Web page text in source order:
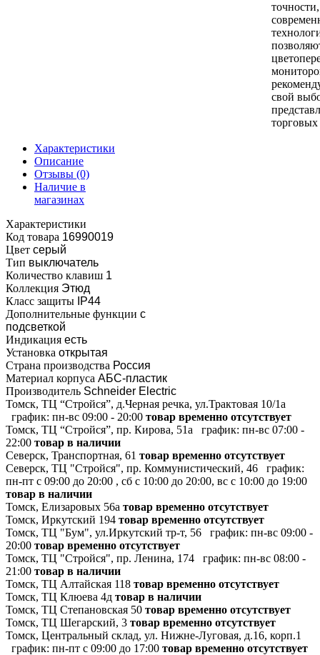
свой
торговых
Характеристики
Описание
Отзывы (0)
Наличие в
магазинах
Характеристики
Код товара 16990019
Цвет серый
Тип выключатель
Количество клавиш 1
Коллекция Этюд
Класс защиты IP44
Дополнительные функции с
подсветкой
Индикация есть
Установка открытая
Страна производства Россия
Материал корпуса АБС-пластик
Производитель Schneider Electric
Томск, ТЦ “Стройся”, д.Черная речка, ул.Трактовая 10/1а
график: пн-вс 09:00 - 20:00 товар временно отсутствует
Томск, ТЦ “Стройся”, пр. Кирова, 51а
график: пн-вс 07:00 -
22:00 товар в наличии
Северск, Транспортная, 61 товар временно отсутствует
Северск, ТЦ "Стройся", пр. Коммунистический, 46
график:
пн-пт с 09:00 до 20:00 , сб с 10:00 до 20:00, вс с 10:00 до 19:00
товар в наличии
Томск, Елизаровых 56а товар временно отсутствует
Томск, Иркутский 194 товар временно отсутствует
Томск, ТЦ "Бум", ул.Иркутский тр-т, 56
график: пн-вс 09:00 -
20:00 товар временно отсутствует
Томск, ТЦ "Стройся", пр. Ленина, 174
график: пн-вс 08:00 -
21:00 товар в наличии
Томск, ТЦ Алтайская 118 товар временно отсутствует
Томск, ТЦ Клюева 4д товар в наличии
Томск, ТЦ Степановская 50 товар временно отсутствует
Томск, ТЦ Шегарский, 3 товар временно отсутствует
Томск, Центральный склад, ул. Нижне-Луговая, д.16, корп.1
график: пн-пт с 09:00 до 17:00 товар временно отсутствует